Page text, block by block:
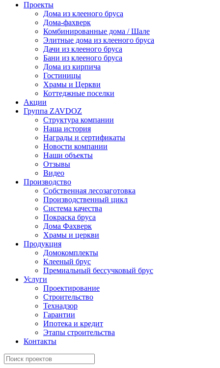
Проекты
Дома из клееного бруса
Дома-фахверк
Комбинированные дома / Шале
Элитные дома из клееного бруса
Дачи из клееного бруса
Бани из клееного бруса
Дома из кирпича
Гостиницы
Храмы и Церкви
Коттеджные поселки
Акции
Группа ZAVDOZ
Структура компании
Наша история
Награды и сертификаты
Новости компании
Наши объекты
Отзывы
Видео
Производство
Собственная лесозаготовка
Производственный цикл
Система качества
Покраска бруса
Дома Фахверк
Храмы и церкви
Продукция
Домокомплекты
Клееный брус
Премиальный бессучковый брус
Услуги
Проектирование
Строительство
Технадзор
Гарантии
Ипотека и кредит
Этапы строительства
Контакты